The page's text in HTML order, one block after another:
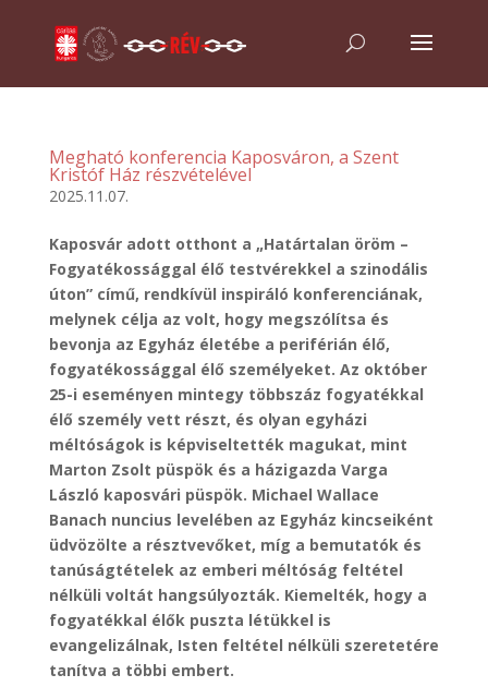
Megható konferencia Kaposváron, a Szent
Kristóf Ház részvételével
2025.11.07.
Kaposvár adott otthont a „Határtalan öröm –
Fogyatékossággal élő testvérekkel a szinodális
úton” című, rendkívül inspiráló konferenciának,
melynek célja az volt, hogy megszólítsa és
bevonja az Egyház életébe a periférián élő,
fogyatékossággal élő személyeket. Az október
25-i eseményen mintegy többszáz fogyatékkal
élő személy vett részt, és olyan egyházi
méltóságok is képviseltették magukat, mint
Marton Zsolt püspök és a házigazda Varga
László kaposvári püspök. Michael Wallace
Banach nuncius levelében az Egyház kincseiként
üdvözölte a résztvevőket, míg a bemutatók és
tanúságtételek az emberi méltóság feltétel
nélküli voltát hangsúlyozták. Kiemelték, hogy a
fogyatékkal élők puszta létükkel is
evangelizálnak, Isten feltétel nélküli szeretetére
tanítva a többi embert.